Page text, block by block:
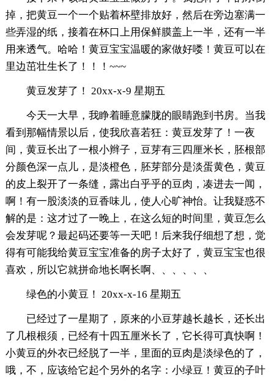
掉，把黄豆一个一个贴着杯壁排放好，然后在旁边塞满一
些弄湿的纸，接着在杯口上用保鲜膜盖上一半，还有一半
用来透气。哈哈！黄豆宝宝温暖的家做好喽！黄豆可以在
里边茁壮生长了！！！~~~
黄豆发芽了！ 20xx-x-9 星期五
今天一大早，我睁着睡意朦胧的眼睛跑到书房。当我
看到那幅情景以后，使我欣喜若狂：黄豆发芽了！一夜
间，黄豆长出了一根小辫子，豆芽有三四厘米长，胚根部
分颜色深一点儿，是淡橙色，胚芽部分是淡蛋黄色，黄豆
的皮上裂开了一条缝，露出白乎乎的豆肉，凑进去一闻，
啊！有一股淡淡的豆香味儿，使人心旷神怡。让我疑惑不
解的是：这才过了一晚上，在这么短的时间里，黄豆怎么
会发芽呢？最起码还要等一天吧！后来我仔细想了想，觉
得有可能我给黄豆宝宝准备的房子太好了，黄豆宝宝也很
喜欢，所以它就拼命地长啊长啊、、、、、、
绿色的小黄豆！ 20xx-x-16 星期五
已经过了一星期了，原来的小豆芽越长越长，还长出
了几根根须，已经有十四五厘米长了，它长得可真快啊！
小黄豆的外衣已经脱了一半，里面的豆肉是淡绿色的了，
哦，不，应该给它起个另外的名字：小绿豆！黄豆的子叶